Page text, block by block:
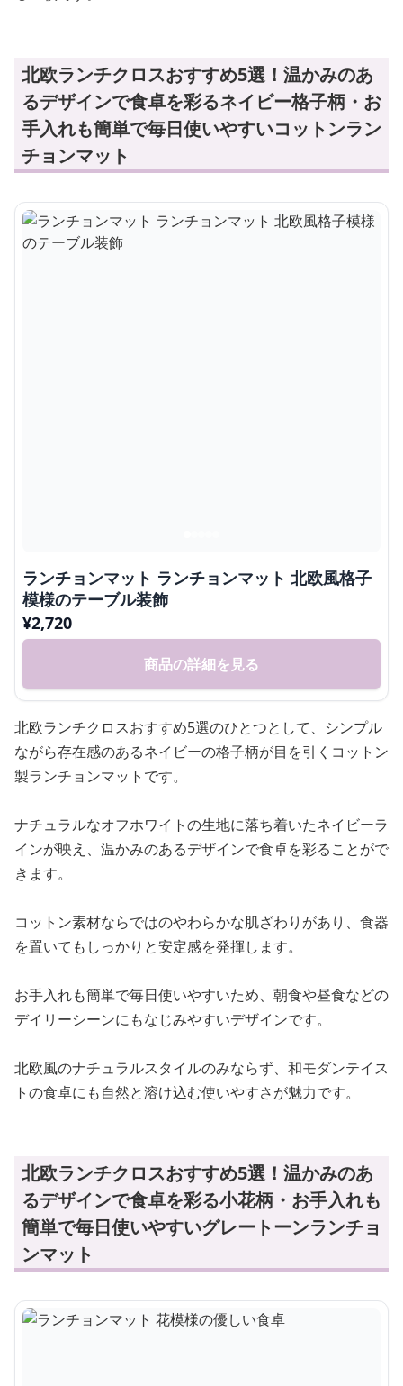
北欧ランチクロスおすすめ5選！温かみのあ
るデザインで食卓を彩るネイビー格子柄・お
手入れも簡単で毎日使いやすいコットンラン
チョンマット
ランチョンマット ランチョンマット 北欧風格子
模様のテーブル装飾
¥2,720
商品の詳細を見る
北欧ランチクロスおすすめ5選のひとつとして、シンプル
ながら存在感のあるネイビーの格子柄が目を引くコットン
製ランチョンマットです。
ナチュラルなオフホワイトの生地に落ち着いたネイビーラ
インが映え、温かみのあるデザインで食卓を彩ることがで
きます。
コットン素材ならではのやわらかな肌ざわりがあり、食器
を置いてもしっかりと安定感を発揮します。
お手入れも簡単で毎日使いやすいため、朝食や昼食などの
デイリーシーンにもなじみやすいデザインです。
北欧風のナチュラルスタイルのみならず、和モダンテイス
トの食卓にも自然と溶け込む使いやすさが魅力です。
北欧ランチクロスおすすめ5選！温かみのあ
るデザインで食卓を彩る小花柄・お手入れも
簡単で毎日使いやすいグレートーンランチョ
ンマット